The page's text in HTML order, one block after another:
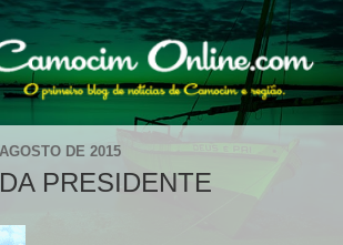
DE 2015
PRESIDENTE